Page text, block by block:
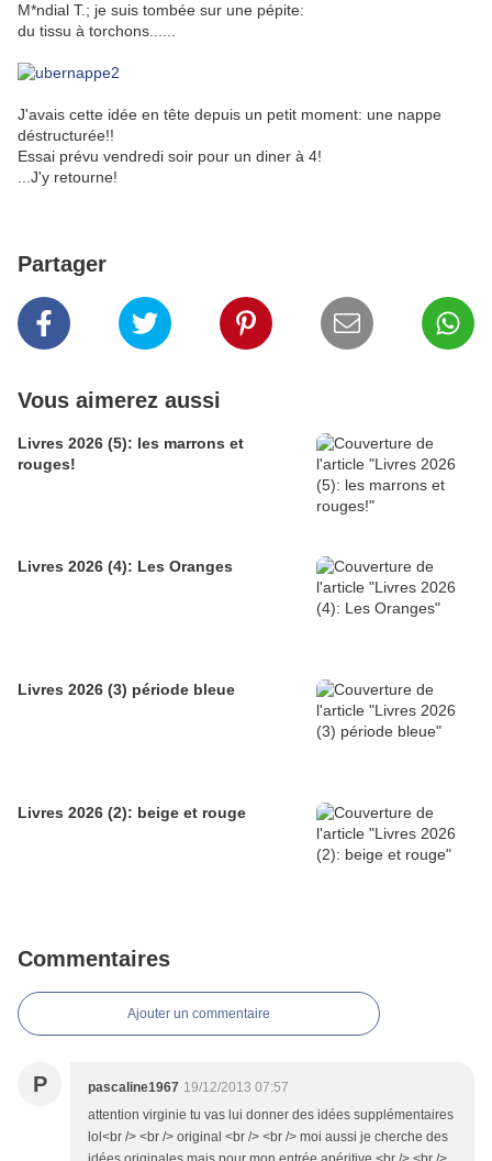
M*ndial T.; je suis tombée sur une pépite:
du tissu à torchons......
J'avais cette idée en tête depuis un petit moment: une nappe
déstructurée!!
Essai prévu vendredi soir pour un diner à 4!
...J'y retourne!
Partager
Vous aimerez aussi
Livres 2026 (5): les marrons et
rouges!
Livres 2026 (4): Les Oranges
Livres 2026 (3) période bleue
Livres 2026 (2): beige et rouge
Commentaires
Ajouter un commentaire
P pascaline1967 19/12/2013 07:57
attention virginie tu vas lui donner des idées supplémentaires
lol<br /> <br /> original <br /> <br /> moi aussi je cherche des